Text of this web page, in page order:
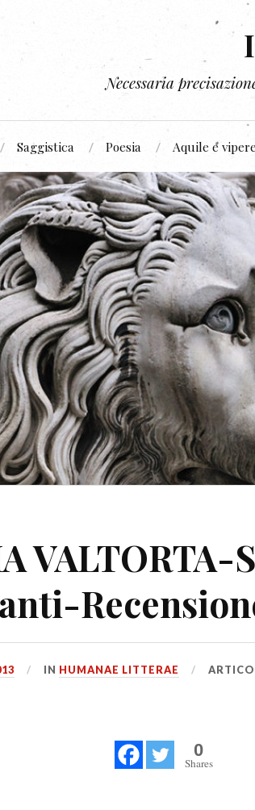
Necessaria
Saggistica Poesia Aquile e vipere
VALTORTA-
IN HUMANAE LITTERAE
0
Shares